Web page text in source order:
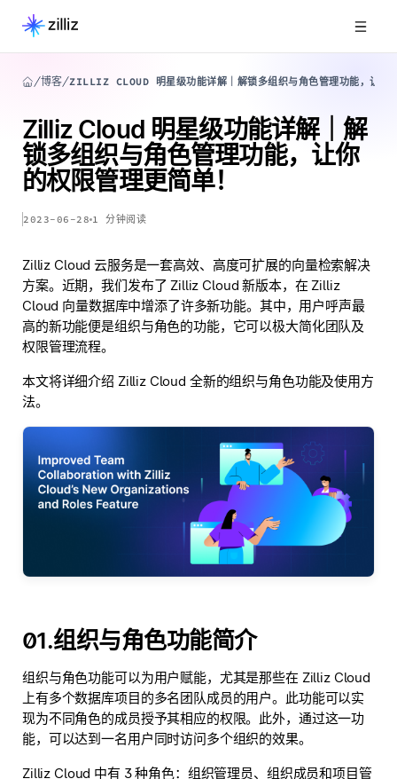
博客 ZILLIZ CLOUD 明星级功能详解｜解锁多组织与角色管理功能，让你
Zilliz Cloud 明星级功能详解｜解
锁多组织与角色管理功能，让你
的权限管理更简单！
2023-06-28 1 分钟阅读
Zilliz Cloud 云服务是一套高效、高度可扩展的向量检索解决
方案。近期，我们发布了 Zilliz Cloud 新版本，在 Zilliz
Cloud 向量数据库中增添了许多新功能。其中，用户呼声最
高的新功能便是组织与角色的功能，它可以极大简化团队及
权限管理流程。
本文将详细介绍 Zilliz Cloud 全新的组织与角色功能及使用方
法。
01.组织与角色功能简介
组织与角色功能可以为用户赋能，尤其是那些在 Zilliz Cloud
上有多个数据库项目的多名团队成员的用户。此功能可以实
现为不同角色的成员授予其相应的权限。此外，通过这一功
能，可以达到一名用户同时访问多个组织的效果。
Zilliz Cloud 中有 3 种角色：组织管理员、组织成员和项目管